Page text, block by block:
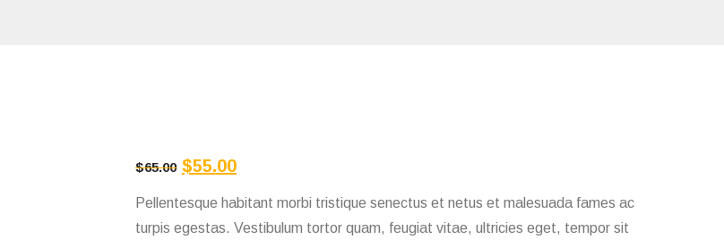
$65.00 Le
initial
était :
$55.00Le
actuel
est :
Pellentesque habitant morbi tristique senectus et netus et malesuada fames ac
turpis egestas. Vestibulum tortor quam, feugiat vitae, ultricies eget, tempor sit